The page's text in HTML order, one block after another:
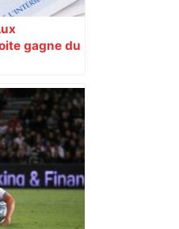
gagne du